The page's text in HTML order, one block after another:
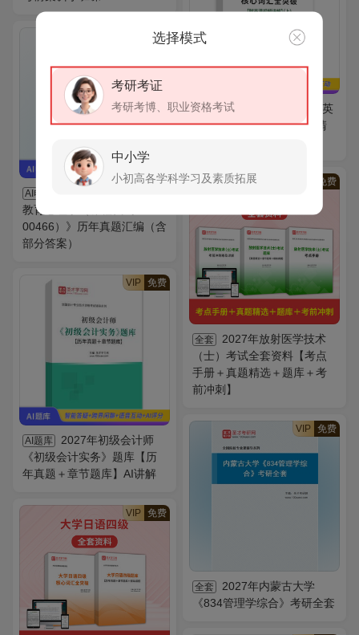
AI电子书
2027年同等学力英
语核心词汇全突破【附高清
免费
AI电子书
教育心理学（课程代码：
00466）》历年真题汇编（含
部分答案）
免费
全套
2027年放射医学技术
（士）考试全套资料【考点
手册＋真题精选＋题库＋考
前冲刺】
VIP 免费
AI题库
2027年初级会计师
《初级会计实务》题库【历
年真题＋章节题库】AI讲解
VIP 免费
全套
2027年内蒙古大学
《834管理学综合》考研全套
VIP 免费
选择模式
考研考证
考研考博、职业资格考试
中小学
小初高各学科学习及素质拓展